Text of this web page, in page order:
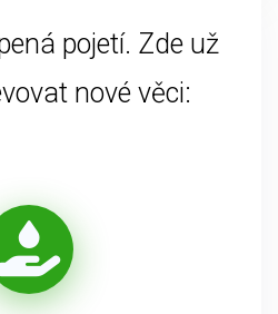
pojetí. Zde už
nové věci: